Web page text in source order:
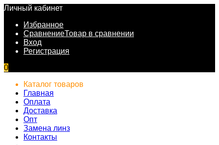
Личный кабинет
Избранное
СравнениеТовар в сравнении
Вход
Регистрация
0
Каталог товаров
Главная
Оплата
Доставка
Опт
Замена линз
Контакты